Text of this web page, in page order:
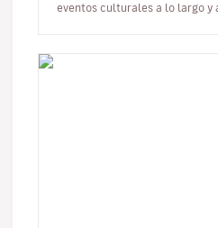
eventos culturales a lo largo y